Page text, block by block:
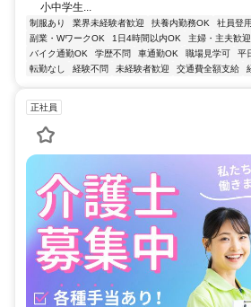
小中学生...
制服あり 業界未経験者歓迎 扶養内勤務OK 社員登
副業・WワークOK
1日4時間以内OK 主婦・主夫歓迎
バイク通勤OK
学歴不問 車通勤OK 職場見学可 平
転勤なし
経験不問 未経験者歓迎 交通費全額支給
正社員